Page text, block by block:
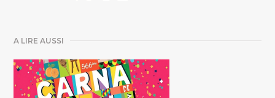
A LIRE AUSSI